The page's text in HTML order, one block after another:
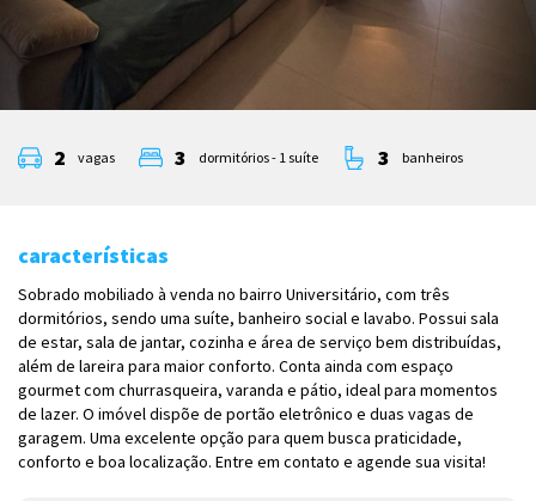
2 vagas 3 dormitórios - 1 suíte 3 banheiros
características
Sobrado mobiliado à venda no bairro Universitário, com três
dormitórios, sendo uma suíte, banheiro social e lavabo. Possui sala
de estar, sala de jantar, cozinha e área de serviço bem distribuídas,
além de lareira para maior conforto. Conta ainda com espaço
gourmet com churrasqueira, varanda e pátio, ideal para momentos
de lazer. O imóvel dispõe de portão eletrônico e duas vagas de
garagem. Uma excelente opção para quem busca praticidade,
conforto e boa localização. Entre em contato e agende sua visita!